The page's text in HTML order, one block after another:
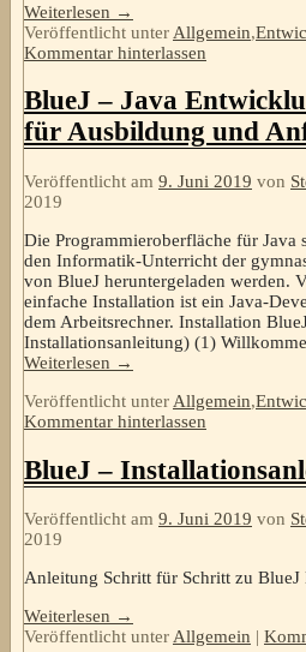
Weiterlesen →
Veröffentlicht unter Allgemein,
Kommentar hinterlassen
BlueJ – Java
für Ausbildung und
Veröffentlicht am 9. Juni 2019 von
2019
Die Programmieroberfläche für Java
den Informatik-Unterricht der
von BlueJ heruntergeladen werden.
einfache Installation ist ein Java-
dem Arbeitsrechner. Installation
Installationsanleitung) (1)
Weiterlesen →
Veröffentlicht unter Allgemein,
Kommentar hinterlassen
BlueJ –
Veröffentlicht am 9. Juni 2019 von
2019
Anleitung Schritt für Schritt zu BlueJ
Weiterlesen →
Veröffentlicht unterAllgemein |